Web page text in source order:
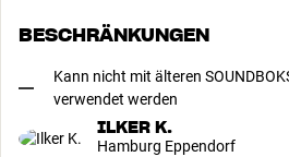
BESCHRÄNKUNGEN
Kann nicht mit älteren
verwendet werden
ILKER K.
Hamburg Eppendorf